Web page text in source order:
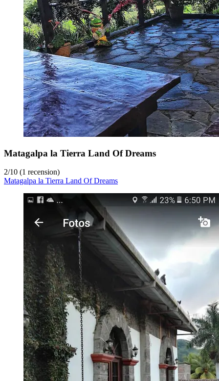
Matagalpa la Tierra Land Of Dreams
2/10 (1 recension)
Matagalpa la Tierra Land Of Dreams